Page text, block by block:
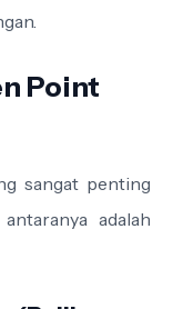
Point
sangat penting
adalah